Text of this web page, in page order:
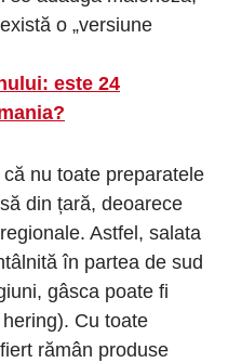
o „versiune
este 24
nu toate preparatele
din țară, deoarece
Astfel, salata
în partea de sud
gâsca poate fi
Cu toate
rămân produse